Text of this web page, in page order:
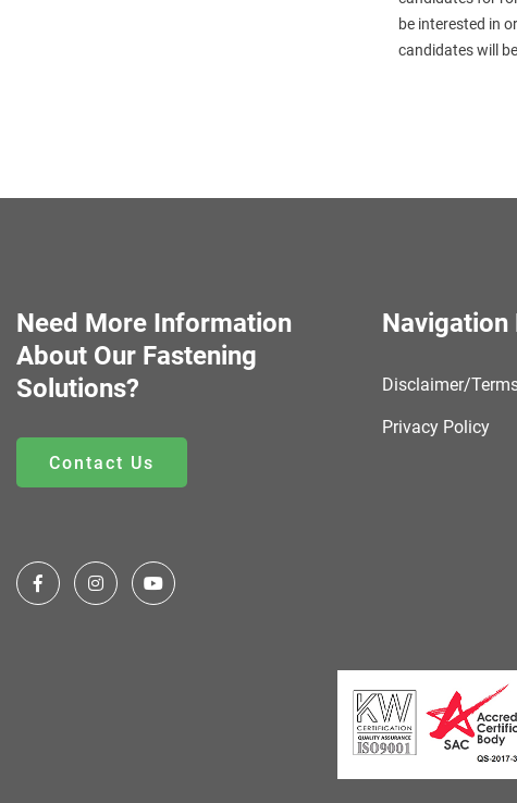
be interested in
candidates will
Need More Information
About Our Fastening
Solutions?
Contact Us
Navigation
Disclaimer/
Privacy Policy